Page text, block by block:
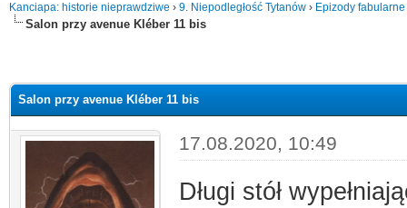
Kanciapa: historie nieprawdziwe › 9. Niepodległość Tytanów › Epizody fabularne
Salon przy avenue Kléber 11 bis
Salon przy avenue Kléber 11 bis
17.08.2020, 10:49
Długi stół